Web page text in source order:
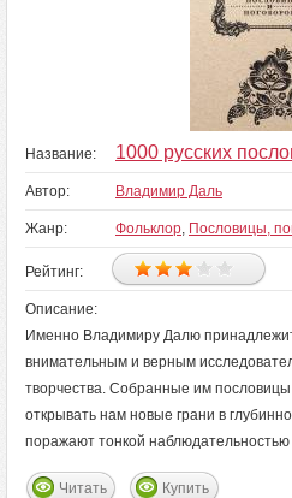
Название: 1000 русских
Автор: Владимир Даль
Жанр: Фольклор, Пословицы,
Рейтинг:
Описание:
Именно Владимиру Далю
внимательным и верным
творчества. Собранные им
открывать нам новые грани в
поражают тонкой
Читать Купить